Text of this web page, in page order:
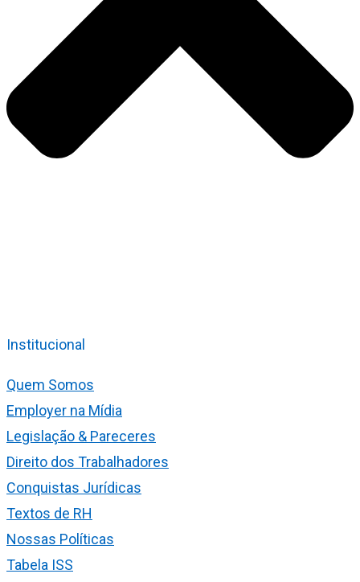
Institucional
Quem Somos
Employer na Mídia
Legislação & Pareceres
Direito dos Trabalhadores
Conquistas Jurídicas
Textos de RH
Nossas Políticas
Tabela ISS